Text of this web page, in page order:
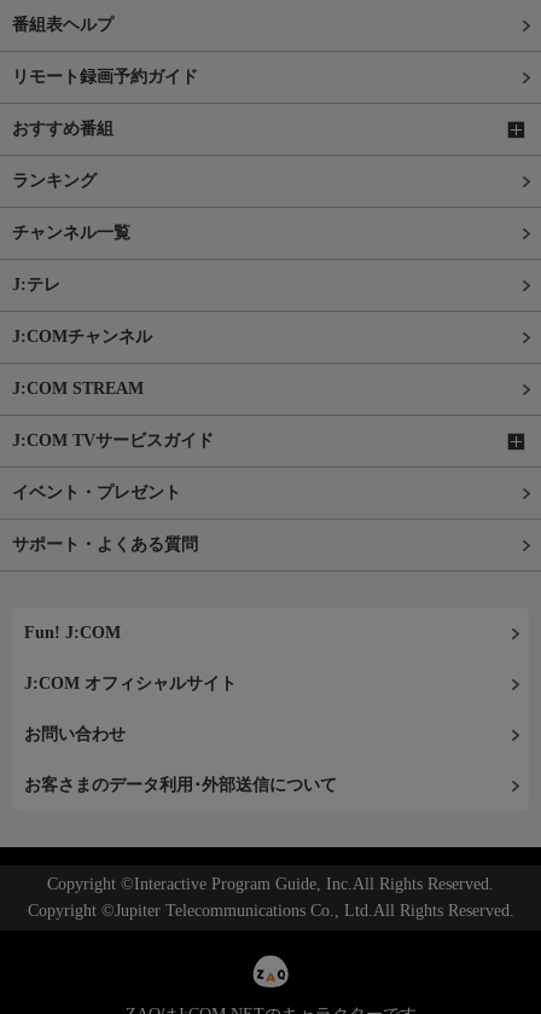
番組表ヘルプ
リモート録画予約ガイド
おすすめ番組
ランキング
チャンネル一覧
J:テレ
J:COMチャンネル
J:COM STREAM
J:COM TVサービスガイド
イベント・プレゼント
サポート・よくある質問
Fun! J:COM
J:COM オフィシャルサイト
お問い合わせ
お客さまのデータ利用･外部送信について
Copyright ©Interactive Program Guide, Inc.All Rights Reserved.
Copyright ©Jupiter Telecommunications Co., Ltd.All Rights Reserved.